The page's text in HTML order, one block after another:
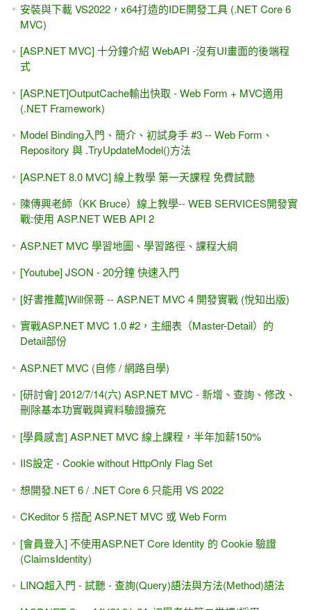
安裝與下載 VS2022，x64打造的IDE開發工具 (.NET Core 6
MVC)
[ASP.NET MVC] 十分鐘介紹 WebAPI -沒有UI畫面的後端程
式
[ASP.NET]OutputCache輸出快取 - Web Form + MVC適用
(.NET Framework)
Model Binding入門、簡介、初試身手 #3 -- Web Form、
Repository 與 .TryUpdateModel()方法
[ASP.NET 8.0 MVC] 線上教學 第一天課程 免費試聽
陳傳興老師（KK Bruce）線上教學-- WEB SERVICES開發實
戰:使用 ASP.NET WEB API 2
ASP.NET MVC 學習地圖、學習路徑、課程大綱
[Youtube] JSON - 20分鐘 快速入門
[好書推薦]Will保哥 -- ASP.NET MVC 4 開發實戰 (悅知出版)
實戰ASP.NET MVC 1.0 #2，主細表（Master-Detail）的
Detail部份
ASP.NET MVC (自修 / 網路自學)
[研討會] 2012/7/14(六) ASP.NET MVC - 新增、查詢、修改、
刪除基本功實戰與資料驗證擴充
[學員感言] ASP.NET MVC 線上課程，半年加薪150%
IIS設定 - Cookie without HttpOnly Flag Set
想開發.NET 6 / .NET Core 6 只能用 VS 2022
CKeditor 5 搭配 ASP.NET MVC 或 Web Form
[會員登入] 不使用ASP.NET Core Identity 的 Cookie 驗證
(ClaimsIdentity)
LINQ超入門 - 試聽 - 查詢(Query)語法與方法(Method)語法